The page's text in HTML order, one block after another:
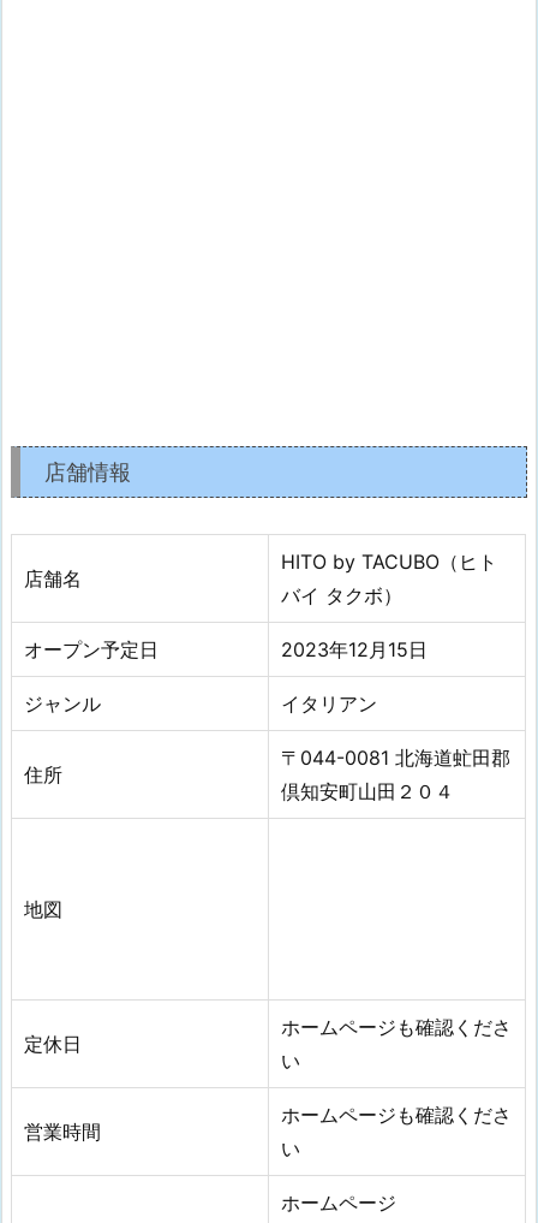
店舗情報
店舗名
HITO by TACUBO（ヒト
バイ タクボ）
オープン予定日 2023年12月15日
ジャンル イタリアン
住所
〒044-0081 北海道虻田郡
倶知安町山田２０４
地図
定休日
ホームページも確認くださ
い
営業時間
ホームページも確認くださ
い
ホームページ